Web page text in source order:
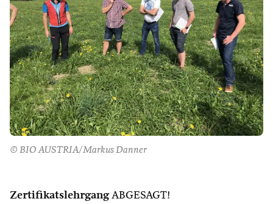
© BIO AUSTRIA/Markus Danner
ZertifikatslehrgangABGESAGT!